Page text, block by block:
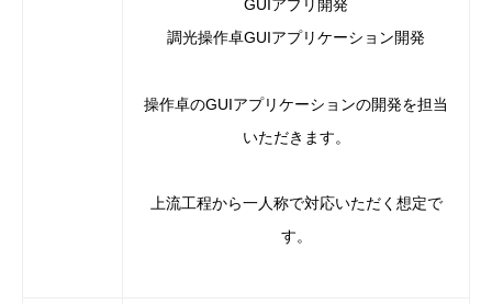
GUIアプリ開発
調光操作卓GUIアプリケーション開発
操作卓のGUIアプリケーションの開発を担当
いただきます。
上流工程から一人称で対応いただく想定で
す。